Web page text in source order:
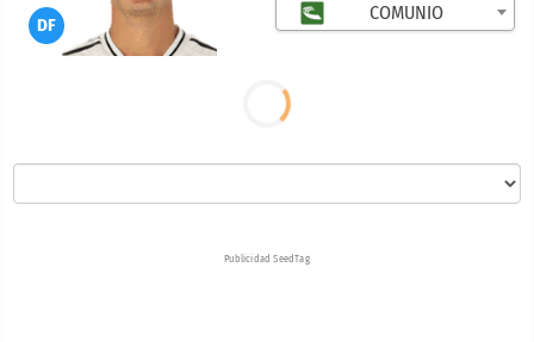
DF
COMUNIO
Publicidad SeedTag